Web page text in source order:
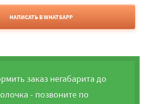
НАПИСАТЬ В WHATSAPP
заказ негабарита до
- позвоните по